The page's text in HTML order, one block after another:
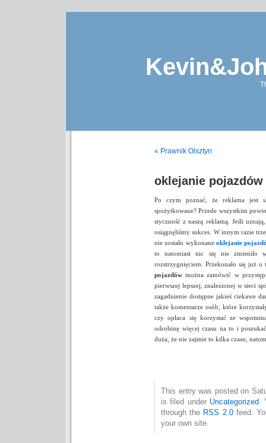
« Prawnik Olsztyn
oklejanie pojazdów
Po czym poznać, że reklama jest
spożytkowane? Przede wszystkim
styczność z naszą reklamą. Jeśli
osiągnęliśmy sukces. W innym razie
nie zostało wykonane oklejanie
to natomiast nic się nie zmieniło
rozstrzygnięciem. Przekonało się już
pojazdów można zamówić w
pierwszej lepszej, znalezionej w sieci
zagadnienie dostępne jakieś ciekawe
także komentarze osób, które
czy opłaca się korzystać ze
odrobinę więcej czasu na to i
duża, że nie zajmie to kilka czasu,
This entry was posted on
is filed under Uncategorized.
through the RSS 2.0feed.
your own site.